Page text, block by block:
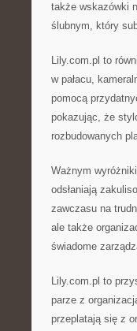
także wskazówki
ślubnym, który
Lily.com.pl to
w pałacu,
pomocą
pokazując, że
rozbudowanych
Ważnym
odsłaniają
zawczasu na
ale także
świadome
Lily.com.pl to
parze z
przeplatają się z